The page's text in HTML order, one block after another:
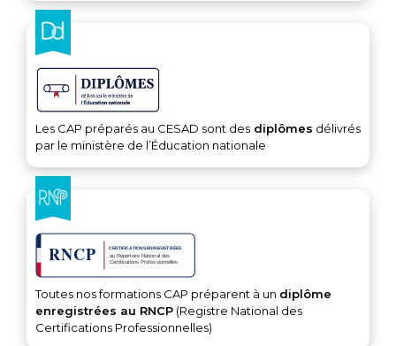
Les CAP préparés au CESAD sont des diplômes délivrés
par le ministère de l’Éducation nationale
Toutes nos formations CAP préparent à un diplôme
enregistrées au RNCP (Registre National des
Certifications Professionnelles)